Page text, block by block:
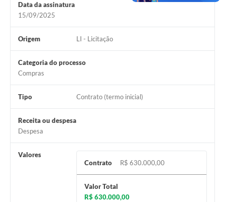
Data da assinatura
15/09/2025
Origem LI - Licitação
Categoria do processo
Compras
Tipo Contrato (termo inicial)
Receita ou despesa
Despesa
Valores
Contrato
R$ 630.000,00
Valor Total
R$ 630.000,00